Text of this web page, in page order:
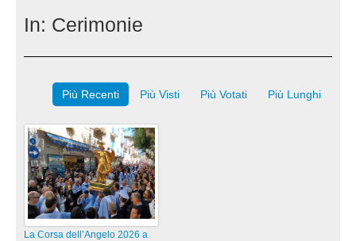
In: Cerimonie
Più Recenti Più Visti Più Votati Più Lunghi
La Corsa dell’Angelo 2026 a